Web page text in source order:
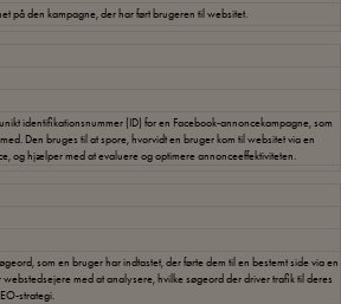
på den kampagne, der har ført brugeren til websitet.
identifikationsnummer (ID) for en Facebook-annoncekampagne, som
Den bruges til at spore, hvorvidt en bruger kom til websitet via en
og hjælper med at evaluere og optimere annonceeffektiviteten.
som en bruger har indtastet, der førte dem til en bestemt side via en
med at analysere, hvilke søgeord der driver trafik til deres
strategi.